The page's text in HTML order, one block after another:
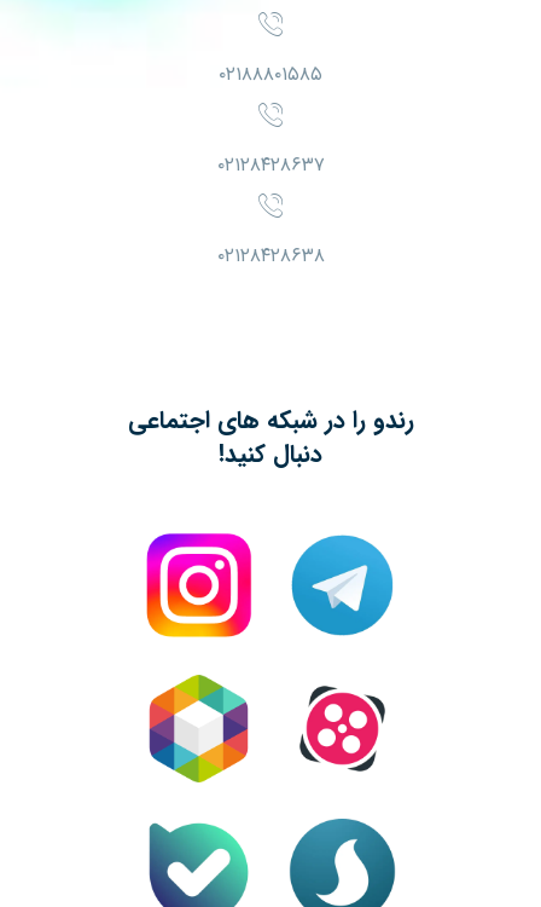
۰۲۱۸۸۸۰۱۵۸۵
۰۲۱۲۸۴۲۸۶۳۷
۰۲۱۲۸۴۲۸۶۳۸
رندو را در شبکه های اجتماعی
دنبال کنید!